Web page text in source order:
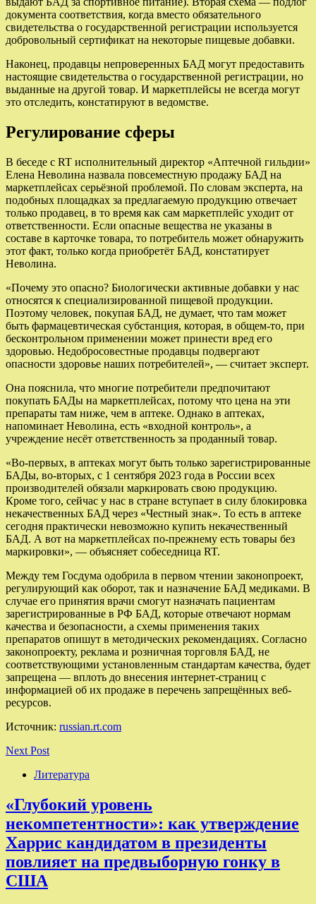
документа соответствия, когда вместо обязательного
свидетельства о государственной регистрации используется
добровольный сертификат на некоторые пищевые добавки.
Наконец, продавцы непроверенных БАД могут предоставить
настоящие свидетельства о государственной регистрации, но
выданные на другой товар. И маркетплейсы не всегда могут
это отследить, констатируют в ведомстве.
Регулирование сферы
В беседе с RT исполнительный директор «Аптечной гильдии»
Елена Неволина назвала повсеместную продажу БАД на
маркетплейсах серьёзной проблемой. По словам эксперта, на
подобных площадках за предлагаемую продукцию отвечает
только продавец, в то время как сам маркетплейс уходит от
ответственности. Если опасные вещества не указаны в
составе в карточке товара, то потребитель может обнаружить
этот факт, только когда приобретёт БАД, констатирует
Неволина.
«Почему это опасно? Биологически активные добавки у нас
относятся к специализированной пищевой продукции.
Поэтому человек, покупая БАД, не думает, что там может
быть фармацевтическая субстанция, которая, в общем-то, при
бесконтрольном применении может принести вред его
здоровью. Недобросовестные продавцы подвергают
опасности здоровье наших потребителей», — считает эксперт.
Она пояснила, что многие потребители предпочитают
покупать БАДы на маркетплейсах, потому что цена на эти
препараты там ниже, чем в аптеке. Однако в аптеках,
напоминает Неволина, есть «входной контроль», а
учреждение несёт ответственность за проданный товар.
«Во-первых, в аптеках могут быть только зарегистрированные
БАДы, во-вторых, с 1 сентября 2023 года в России всех
производителей обязали маркировать свою продукцию.
Кроме того, сейчас у нас в стране вступает в силу блокировка
некачественных БАД через «Честный знак». То есть в аптеке
сегодня практически невозможно купить некачественный
БАД. А вот на маркетплейсах по-прежнему есть товары без
маркировки», — объясняет собеседница RT.
Между тем Госдума одобрила в первом чтении законопроект,
регулирующий как оборот, так и назначение БАД медиками. В
случае его принятия врачи смогут назначать пациентам
зарегистрированные в РФ БАД, которые отвечают нормам
качества и безопасности, а схемы применения таких
препаратов опишут в методических рекомендациях. Согласно
законопроекту, реклама и розничная торговля БАД, не
соответствующими установленным стандартам качества, будет
запрещена — вплоть до внесения интернет-страниц с
информацией об их продаже в перечень запрещённых веб-
ресурсов.
Источник: russian.rt.com
Next Post
Литература
«Глубокий уровень
некомпетентности»: как утверждение
Харрис кандидатом в президенты
повлияет на предвыборную гонку в
США